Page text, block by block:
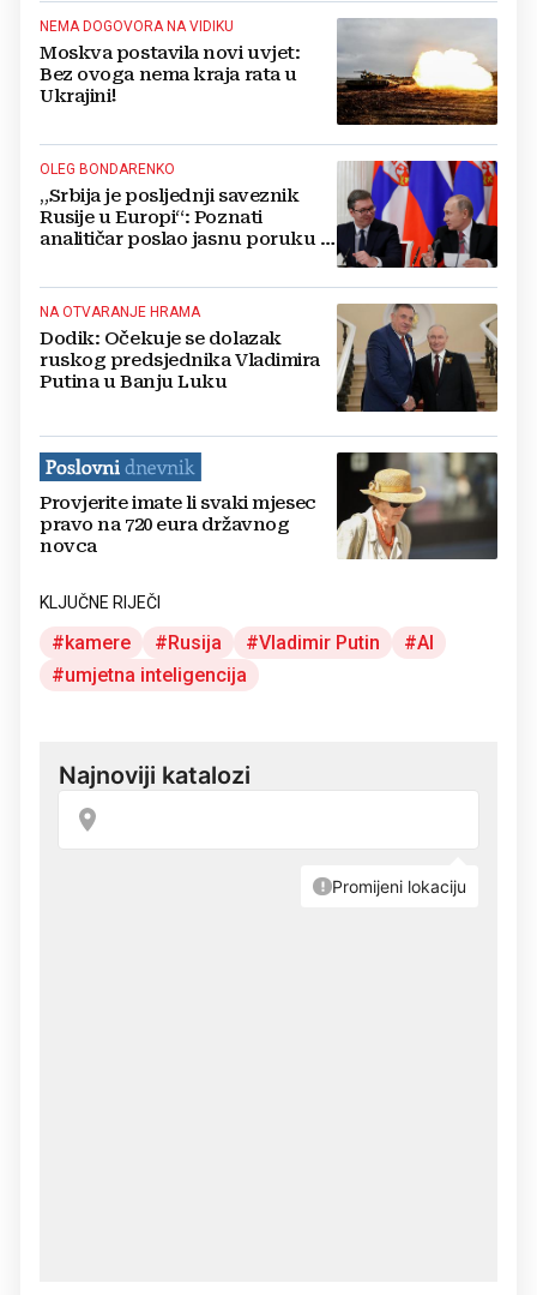
NEMA DOGOVORA NA VIDIKU
Moskva postavila novi uvjet:
Bez ovoga nema kraja rata u
Ukrajini!
OLEG BONDARENKO
„Srbija je posljednji saveznik
Rusije u Europi“: Poznati
analitičar poslao jasnu poruku o
NA OTVARANJE HRAMA
Dodik: Očekuje se dolazak
ruskog predsjednika Vladimira
Putina u Banju Luku
Provjerite imate li svaki mjesec
pravo na 720 eura državnog
novca
KLJUČNE RIJEČI
kamere Rusija Vladimir Putin
AI
umjetna inteligencija